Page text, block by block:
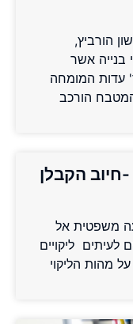
אשר
המומחה
הקבלן
אל
ליקויים
הליקוי